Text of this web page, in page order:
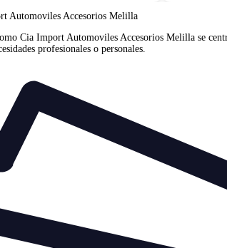
Automoviles Accesorios Melilla
Cia Import Automoviles Accesorios Melilla se
profesionales o personales.